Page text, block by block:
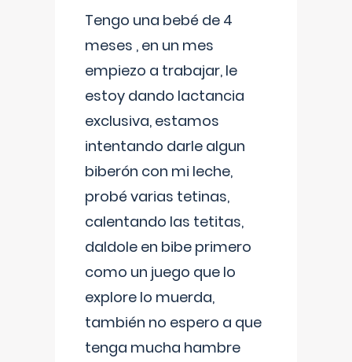
Tengo una bebé de 4
meses , en un mes
empiezo a trabajar, le
estoy dando lactancia
exclusiva, estamos
intentando darle algun
biberón con mi leche,
probé varias tetinas,
calentando las tetitas,
daldole en bibe primero
como un juego que lo
explore lo muerda,
también no espero a que
tenga mucha hambre